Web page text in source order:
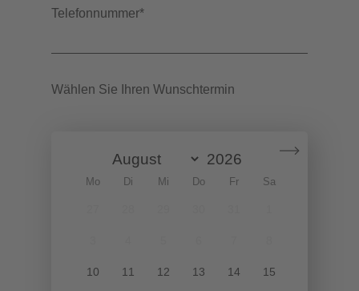
Telefonnummer*
Wählen Sie Ihren Wunschtermin
Mo Di Mi Do Fr Sa
10 11 12 13 14 15